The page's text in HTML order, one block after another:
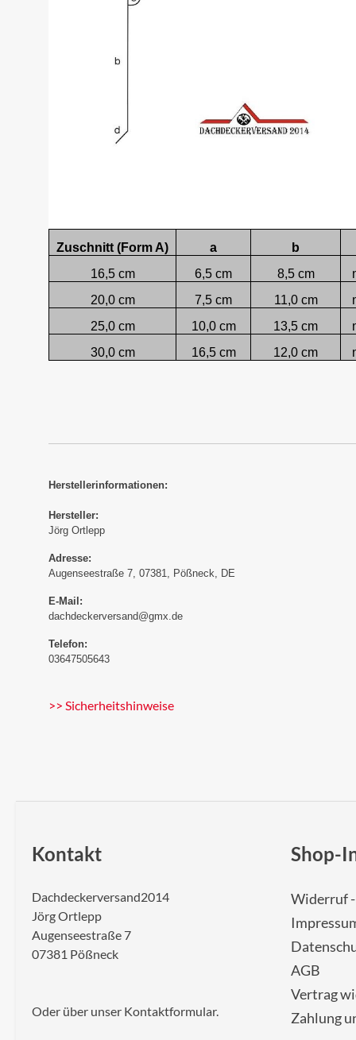
Zuschnitt (Form A) a b
16,5 cm
6,5 cm 8,5 cm
20,0 cm
7,5 cm 11,0 cm
25,0 cm
10,0 cm 13,5 cm
30,0 cm
16,5 cm 12,0 cm
Herstellerinformationen:
Hersteller:
Jörg Ortlepp
Adresse:
Augenseestraße 7, 07381, Pößneck, DE
E-Mail:
dachdeckerversand@gmx.de
Telefon:
03647505643
>> Sicherheitshinweise
Kontakt
Dachdeckerversand2014
Jörg Ortlepp
Augenseestraße 7
07381 Pößneck
Oder über unser Kontaktformular.
Shop-
Widerruf
AGB
Vertrag
Zahlung